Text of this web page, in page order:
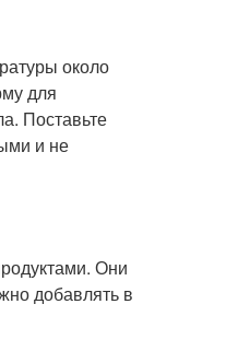
около
для
Поставьте
и не
Они
добавлять в